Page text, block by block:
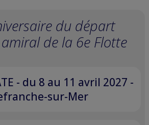
du départ
de la 6e Flotte
- du 8 au 11 avril 2027 -
sur-Mer